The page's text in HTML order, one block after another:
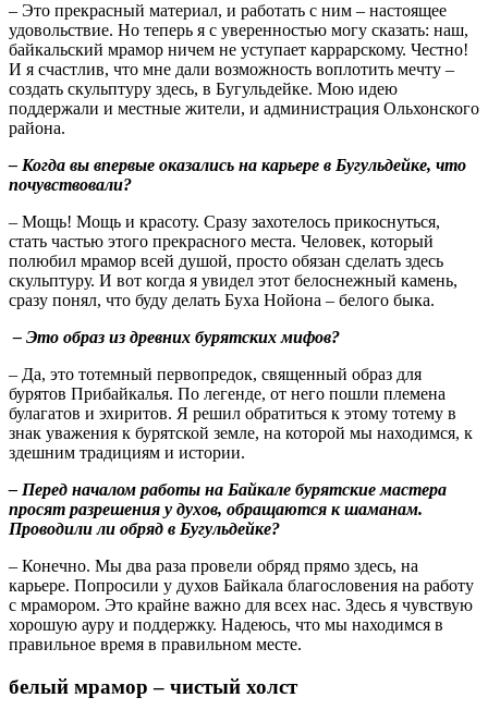
– Это прекрасный материал, и работать с ним – настоящее
удовольствие. Но теперь я с уверенностью могу сказать: наш,
байкальский мрамор ничем не уступает каррарскому. Честно!
И я счастлив, что мне дали возможность воплотить мечту –
создать скульптуру здесь, в Бугульдейке. Мою идею
поддержали и местные жители, и администрация Ольхонского
района.
– Когда вы впервые оказались на карьере в Бугульдейке, что
почувствовали?
– Мощь! Мощь и красоту. Сразу захотелось прикоснуться,
стать частью этого прекрасного места. Человек, который
полюбил мрамор всей душой, просто обязан сделать здесь
скульптуру. И вот когда я увидел этот белоснежный камень,
сразу понял, что буду делать Буха Нойона – белого быка.
– Это образ из древних бурятских мифов?
– Да, это тотемный первопредок, священный образ для
бурятов Прибайкалья. По легенде, от него пошли племена
булагатов и эхиритов. Я решил обратиться к этому тотему в
знак уважения к бурятской земле, на которой мы находимся, к
здешним традициям и истории.
– Перед началом работы на Байкале бурятские мастера
просят разрешения у духов, обращаются к шаманам.
Проводили ли обряд в Бугульдейке?
– Конечно. Мы два раза провели обряд прямо здесь, на
карьере. Попросили у духов Байкала благословения на работу
с мрамором. Это крайне важно для всех нас. Здесь я чувствую
хорошую ауру и поддержку. Надеюсь, что мы находимся в
правильное время в правильном месте.
белый мрамор – чистый холст